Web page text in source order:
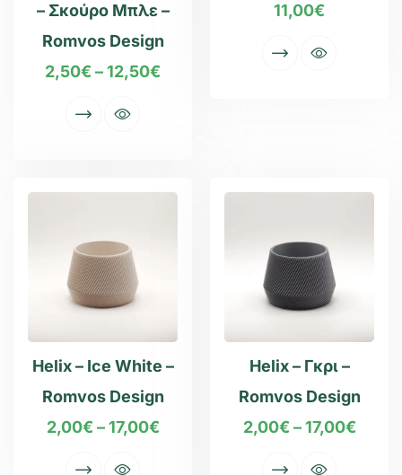
– Σκούρο Μπλε –
Romvos Design
2,50€ –12,50€
11,00€
Helix – Ice White –
Romvos Design
2,00€ – 17,00€
Helix – Γκρι –
Romvos Design
2,00€ – 17,00€